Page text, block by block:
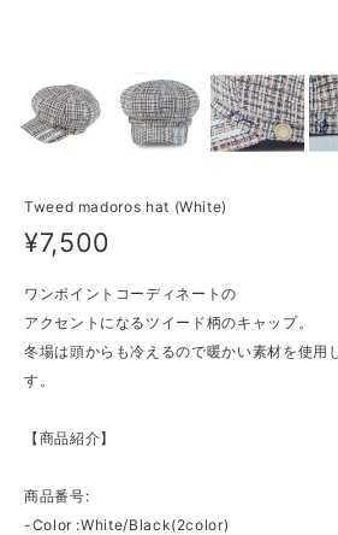
Tweed madoros hat (White)
¥7,500
ワンポイントコーディネートの
アクセントになるツイード柄のキャップ。
冬場は頭からも冷えるので暖かい素材を使用
す。
【商品紹介】
商品番号:
-Color :White/Black(2color)